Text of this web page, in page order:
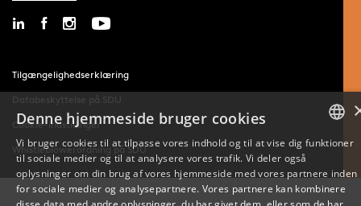
Tilgængelighedserklæring
Databeskyttelse på SDU
Cookie-indstillinger
Whistleblowerordning på SDU
ENGLISH
Denne hjemmeside bruger cookies
Vi bruger cookies til at tilpasse vores indhold og til at vise dig funktioner
til sociale medier og til at analysere vores trafik. Vi deler også
oplysninger om din brug af vores hjemmeside med vores partnere inden
for sociale medier og analysepartnere. Vores partnere kan kombinere